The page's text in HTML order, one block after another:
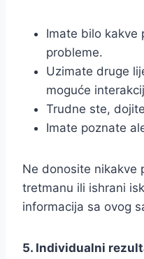
Imate bilo kakve
probleme.
Uzimate druge
moguće
Trudne ste,
Imate poznate
Ne donosite nikakve
tretmanu ili ishrani
informacija sa ovog
5. Individualni